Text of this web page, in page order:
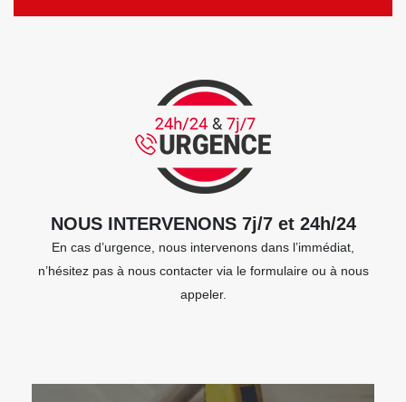
NOUS INTERVENONS 7j/7 et 24h/24
En cas d’urgence, nous intervenons dans l’immédiat,
n’hésitez pas à nous contacter via le formulaire ou à nous
appeler.